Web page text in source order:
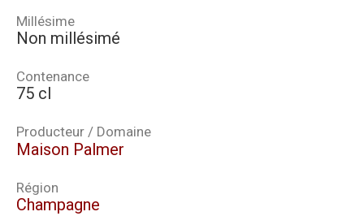
Millésime
Non millésimé
Contenance
75 cl
Producteur / Domaine
Maison Palmer
Région
Champagne